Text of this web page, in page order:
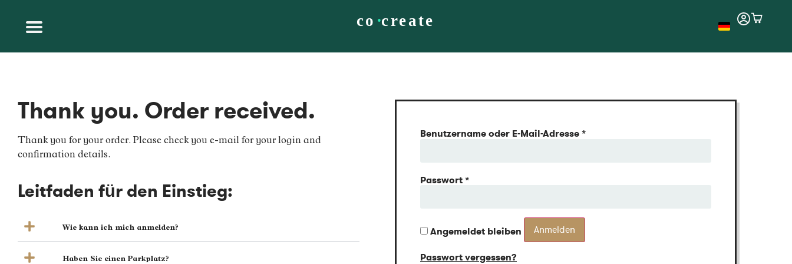
Thank you. Order received.
Thank you for your order. Please check you e-mail for your login and
confirmation details.
Leitfaden für den Einstieg:
Wie kann ich mich anmelden?
Haben Sie einen Parkplatz?
Benutzername oder E-Mail-Adresse*
Passwort*
Angemeldet bleiben Anmelden
Passwort vergessen?